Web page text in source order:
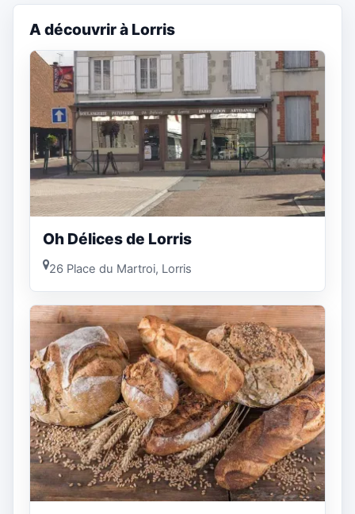
A découvrir à Lorris
Oh Délices de Lorris
26 Place du Martroi, Lorris